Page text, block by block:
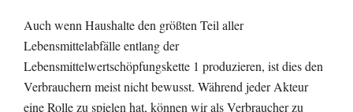
Auch wenn Haushalte den größten Teil aller
Lebensmittelabfälle entlang der
Lebensmittelwertschöpfungskette 1 produzieren, ist dies den
Verbrauchern meist nicht bewusst. Während jeder Akteur
eine Rolle zu spielen hat, können wir als Verbraucher zu